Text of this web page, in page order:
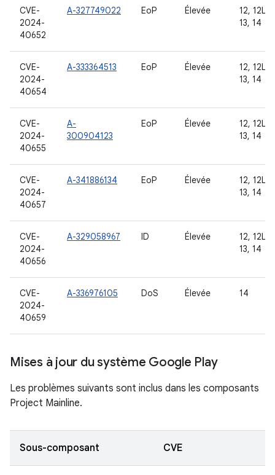
CVE-
2024-
40652
A-327749022 EoP Élevée
12, 12L,
13, 14
CVE-
2024-
40654
A-333364513 EoP Élevée
12, 12L,
13, 14
CVE-
2024-
40655
A-
300904123
EoP Élevée
12, 12L,
13, 14
CVE-
2024-
40657
A-341886134 EoP Élevée
12, 12L,
13, 14
CVE-
2024-
40656
A-329058967 ID Élevée
12, 12L,
13, 14
CVE-
2024-
40659
A-336976105 DoS Élevée 14
Mises à jour du système Google Play
Les problèmes suivants sont inclus dans les composants
Project Mainline.
Sous-composant CVE